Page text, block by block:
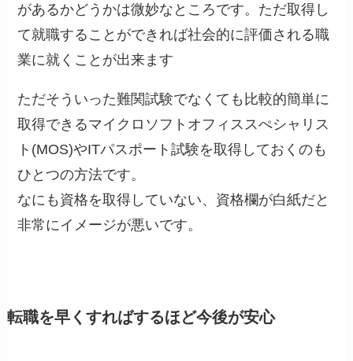
があるかどうかは微妙なところです。ただ取得し
て就職することができれば社会的に評価される職
業に就くことが出来ます
ただそういった難関試験でなくても比較的簡単に
取得できるマイクロソフトオフィススぺシャリス
ト(MOS)やITパスポート試験を取得しておくのも
ひとつの方法です。
なにも資格を取得していない、資格欄が白紙だと
非常にイメージが悪いです。
転職を早くすればするほど今後が安心